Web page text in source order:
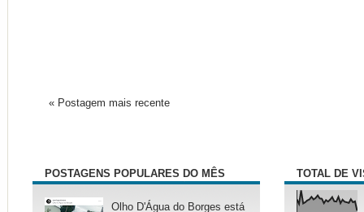
« Postagem mais recente
POSTAGENS POPULARES DO MÊS
Olho D'Água do Borges está
TOTAL DE